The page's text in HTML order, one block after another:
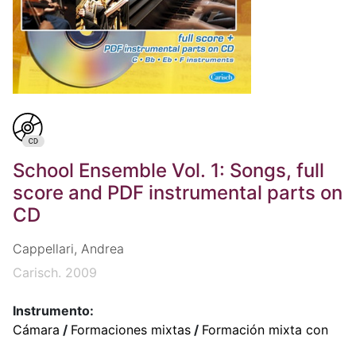
School Ensemble Vol. 1: Songs, full
score and PDF instrumental parts on
CD
Cappellari, Andrea
Carisch. 2009
Instrumento:
Cámara / Formaciones mixtas / Formación mixta con